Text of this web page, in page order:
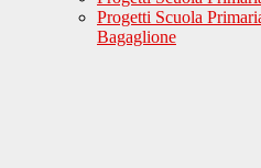
Progetti Scuola
Bagaglione